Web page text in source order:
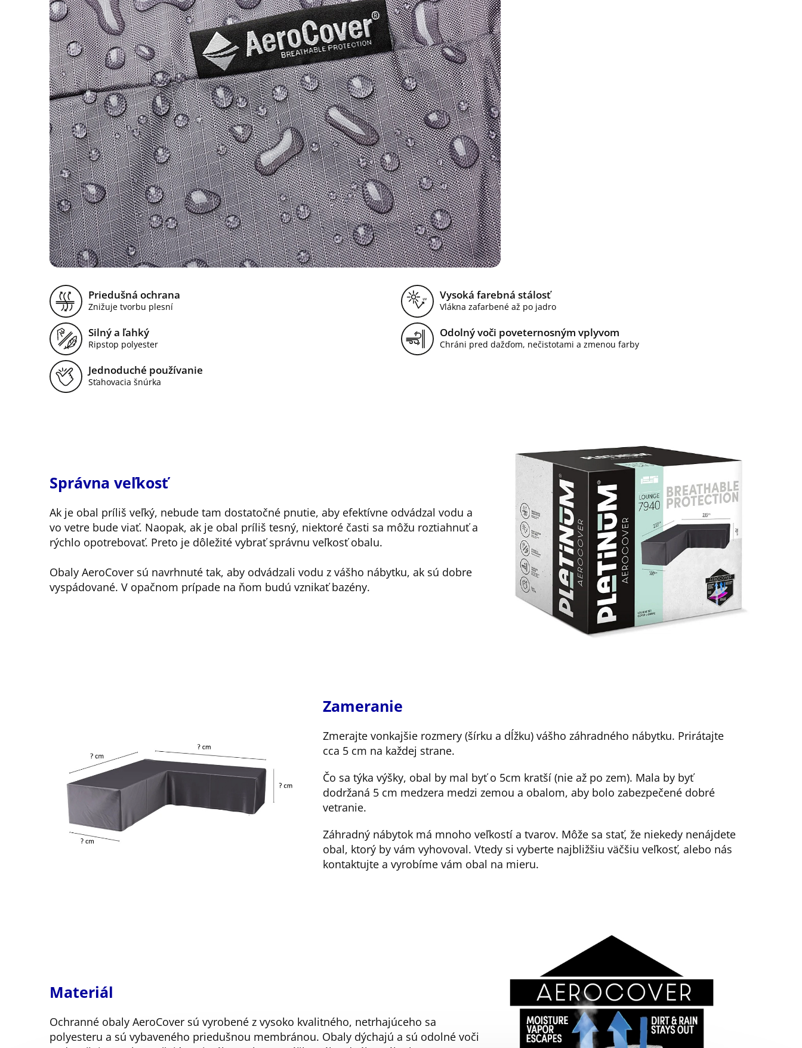
Priedušná ochrana
Znižuje tvorbu plesní
Vysoká farebná stálosť
Vlákna zafarbené až po jadro
Silný a ľahký
Ripstop polyester
Odolný voči poveternosným vplyvom
Chráni pred dažďom, nečistotami a zmenou farby
Jednoduché používanie
Sťahovacia šnúrka
Správna veľkosť
Ak je obal príliš veľký, nebude tam dostatočné pnutie, aby efektívne odvádzal vodu a
vo vetre bude viať. Naopak, ak je obal príliš tesný, niektoré časti sa môžu roztiahnuť a
rýchlo opotrebovať. Preto je dôležité vybrať správnu veľkosť obalu.
Obaly AeroCover sú navrhnuté tak, aby odvádzali vodu z vášho nábytku, ak sú dobre
vyspádované. V opačnom prípade na ňom budú vznikať bazény.
Zameranie
Zmerajte vonkajšie rozmery (šírku a dĺžku) vášho záhradného nábytku. Prirátajte
cca 5 cm na každej strane.
Čo sa týka výšky, obal by mal byť o 5cm kratší (nie až po zem). Mala by byť
dodržaná 5 cm medzera medzi zemou a obalom, aby bolo zabezpečené dobré
vetranie.
Záhradný nábytok má mnoho veľkostí a tvarov. Môže sa stať, že niekedy nenájdete
obal, ktorý by vám vyhovoval. Vtedy si vyberte najbližšiu väčšiu veľkosť, alebo nás
kontaktujte a vyrobíme vám obal na mieru.
Materiál
Ochranné obaly AeroCover sú vyrobené z vysoko kvalitného, netrhajúceho sa
polyesteru a sú vybaveného priedušnou membránou. Obaly dýchajú a sú odolné voči